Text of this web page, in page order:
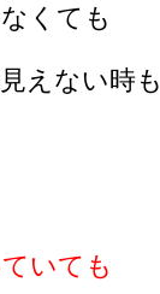
くても
えない時も
いても